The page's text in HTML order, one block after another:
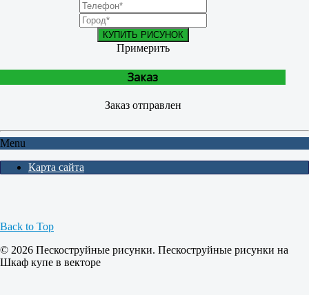
КУПИТЬ РИСУНОК
Примерить
Заказ
Заказ отправлен
Menu
Карта сайта
Back to Top
© 2026 Пескоструйные рисунки. Пескоструйные рисунки на
Шкаф купе в векторе